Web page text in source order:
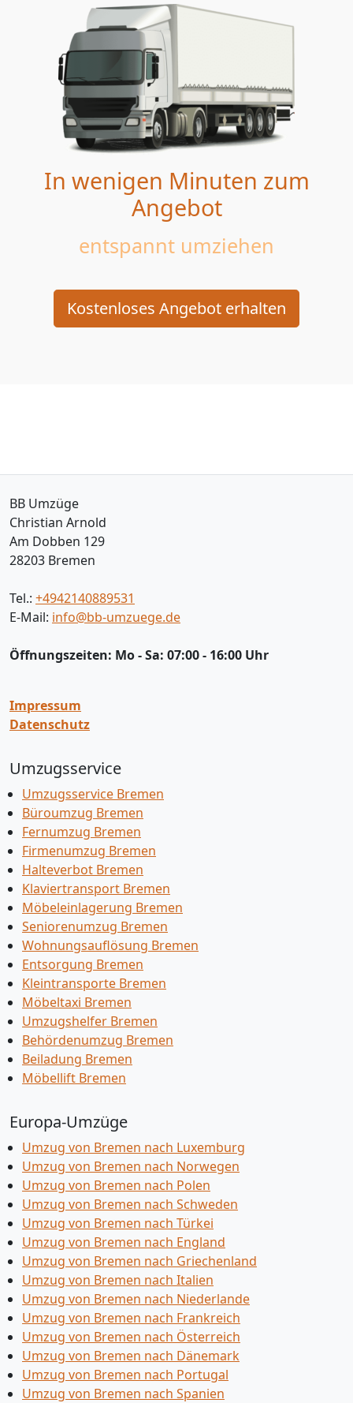
In wenigen Minuten zum
Angebot
entspannt umziehen
Kostenloses Angebot erhalten
BB Umzüge
Christian Arnold
Am Dobben 129
28203 Bremen
Tel.: +4942140889531
E-Mail: info@bb-umzuege.de
Öffnungszeiten: Mo - Sa: 07:00 - 16:00 Uhr
Impressum
Datenschutz
Umzugsservice
Umzugsservice Bremen
Büroumzug Bremen
Fernumzug Bremen
Firmenumzug Bremen
Halteverbot Bremen
Klaviertransport Bremen
Möbeleinlagerung Bremen
Seniorenumzug Bremen
Wohnungsauflösung Bremen
Entsorgung Bremen
Kleintransporte Bremen
Möbeltaxi Bremen
Umzugshelfer Bremen
Behördenumzug Bremen
Beiladung Bremen
Möbellift Bremen
Europa-Umzüge
Umzug von Bremen nach Luxemburg
Umzug von Bremen nach Norwegen
Umzug von Bremen nach Polen
Umzug von Bremen nach Schweden
Umzug von Bremen nach Türkei
Umzug von Bremen nach England
Umzug von Bremen nach Griechenland
Umzug von Bremen nach Italien
Umzug von Bremen nach Niederlande
Umzug von Bremen nach Frankreich
Umzug von Bremen nach Österreich
Umzug von Bremen nach Dänemark
Umzug von Bremen nach Portugal
Umzug von Bremen nach Spanien